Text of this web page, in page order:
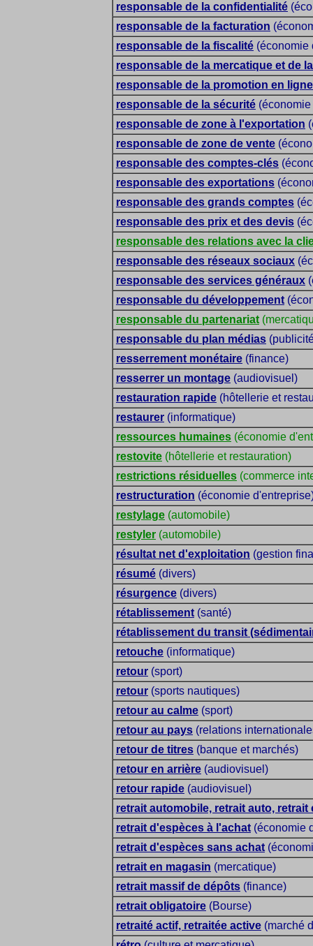
responsable de la confidentialité
responsable de la facturation
responsable de la fiscalité (économie
responsable de la mercatique et de
responsable de la promotion en ligne
responsable de la sécurité
responsable de zone à l'exportation
responsable de zone de vente
responsable des comptes-clés
responsable des exportations
responsable des grands comptes
responsable des prix et des devis
responsable des relations avec la
responsable des réseaux sociaux
responsable des services généraux
responsable du développement
responsable du partenariat
responsable du plan médias
resserrement monétaire (finance)
resserrer un montage (audiovisuel)
restauration rapide (hôtellerie et
restaurer (informatique)
ressources humaines (économie
restovite (hôtellerie et restauration)
restrictions résiduelles (commerce
restructuration (économie
restylage (automobile)
restyler (automobile)
résultat net d'exploitation (gestion
résumé (divers)
résurgence (divers)
rétablissement (santé)
rétablissement du transit
retouche (informatique)
retour (sport)
retour (sports nautiques)
retour au calme (sport)
retour au pays (relations
retour de titres (banque et marchés)
retour en arrière (audiovisuel)
retour rapide (audiovisuel)
retrait automobile, retrait auto, retrait
retrait d'espèces à l'achat (économie
retrait d'espèces sans achat
retrait en magasin (mercatique)
retrait massif de dépôts (finance)
retrait obligatoire (Bourse)
retraité actif, retraitée active (marché